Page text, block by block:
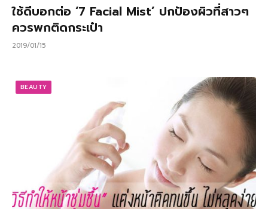
ใช้ดีบอกต่อ ‘7 Facial Mist’ ปกป้องผิวที่สาวๆ
ควรพกติดกระเป๋า
2019/01/15
BEAUTY